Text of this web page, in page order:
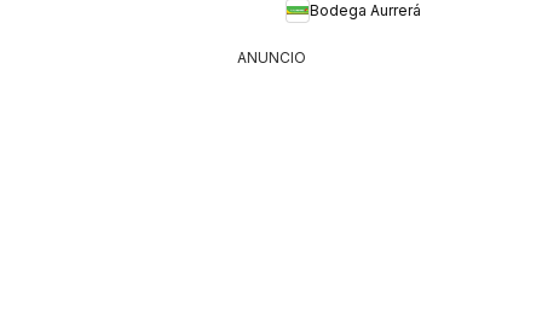
Bodega Aurrerá
ANUNCIO